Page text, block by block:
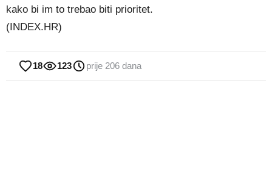
kako bi im to trebao biti prioritet.
(INDEX.HR)
18 123 prije 206 dana